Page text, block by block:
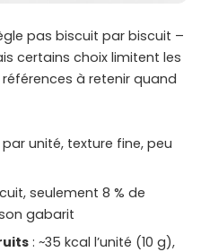
pas biscuit par biscuit –
certains choix limitent les
à retenir quand
par unité, texture fine, peu
seulement 8 % de
gabarit
: ~35 kcal l’unité (10 g),